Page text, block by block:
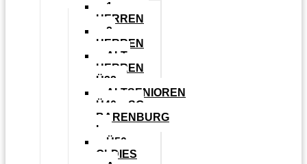
1.
HERREN
2.
HERREN
ALT-
HERREN
Ü32
ALTSENIOREN
Ü40 – SG
BARENBURG
I
Ü50
OLDIES